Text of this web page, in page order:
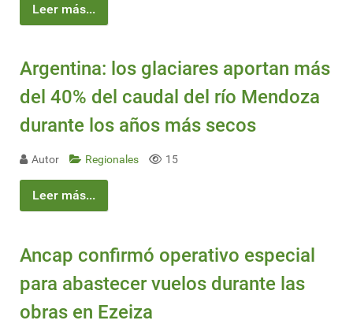
Leer más...
Argentina: los glaciares aportan más
del 40% del caudal del río Mendoza
durante los años más secos
Autor Regionales 15
Leer más...
Ancap confirmó operativo especial
para abastecer vuelos durante las
obras en Ezeiza